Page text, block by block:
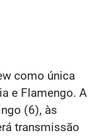
como única
e Flamengo. A
(6), às
transmissão